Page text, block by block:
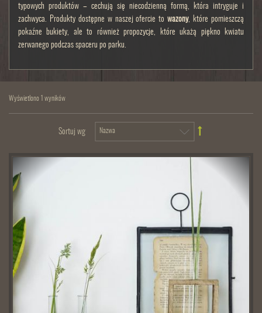
typowych produktów – cechują się niecodzienną formą, która intryguje i
zachwyca. Produkty dostępne w naszej ofercie towazony, które pomieszczą
pokaźne bukiety, ale to również propozycje, które ukażą piękno kwiatu
zerwanego podczas spaceru po parku.
Wyświetlono 1 wyników
Sortuj wg